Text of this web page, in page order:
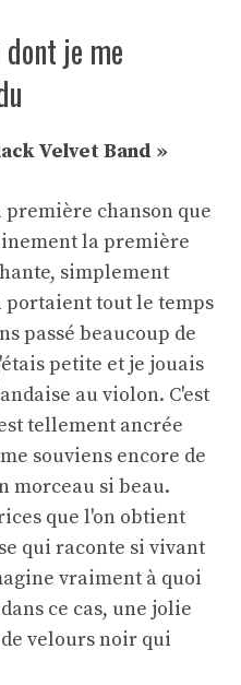
je me
Velvet Band »
première chanson que
la première
simplement
portaient tout le temps
passé beaucoup de
petite et je jouais
au violon. C'est
tellement ancrée
souviens encore de
morceau si beau.
que l'on obtient
qui raconte si vivant
vraiment à quoi
ce cas, une jolie
velours noir qui